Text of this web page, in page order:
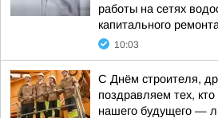
работы на сетях
капитального ремонта
10:03
С Днём строителя,
поздравляем тех,
нашего будущего —